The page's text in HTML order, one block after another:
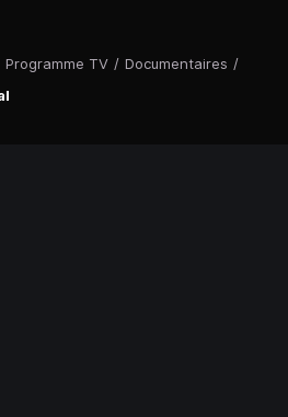
Programme TV / Documentaires /